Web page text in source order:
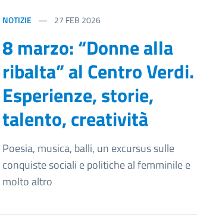
NOTIZIE 27 FEB 2026
8 marzo: “Donne alla
ribalta” al Centro Verdi.
Esperienze, storie,
talento, creatività
Poesia, musica, balli, un excursus sulle
conquiste sociali e politiche al femminile e
molto altro